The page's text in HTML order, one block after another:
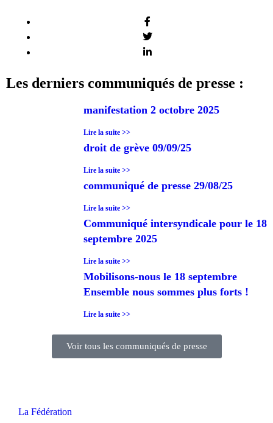
Les derniers communiqués de presse :
manifestation 2 octobre 2025
Lire la suite >>
droit de grève 09/09/25
Lire la suite >>
communiqué de presse 29/08/25
Lire la suite >>
Communiqué intersyndicale pour le 18
septembre 2025
Lire la suite >>
Mobilisons-nous le 18 septembre
Ensemble nous sommes plus forts !
Lire la suite >>
Voir tous les communiqués de presse
La Fédération